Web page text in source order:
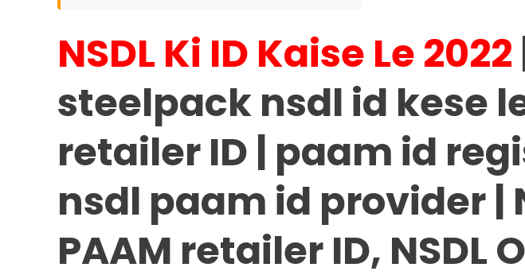
Le
2022,
Nsdl
Kese
PAAM
ID
NSDL Ki ID Kaise Le 2022
steelpack nsdl id kese
retailer ID | paam id
nsdl paam id provider |
PAAM retailer ID, NSDL